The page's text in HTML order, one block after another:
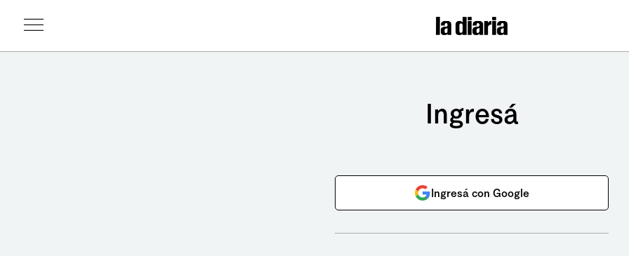
Ingresá
Ingresá con Google